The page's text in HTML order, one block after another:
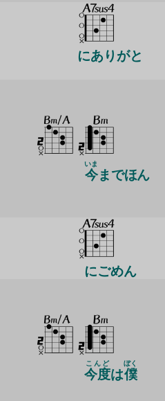
にありがと
今
いま
までほん
にごめん
今度
こんど
は僕
ぼく